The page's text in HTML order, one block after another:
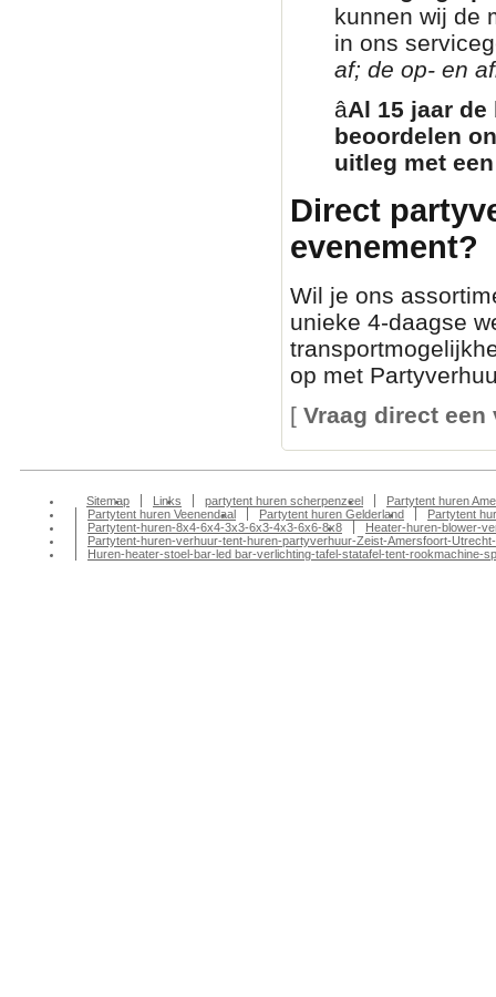
kunnen wij de
in ons
af; de op- en
â­Al 15 jaar
beoordelen
uitleg met
Direct
evenement?
Wil je ons
unieke 4-daagse
op met
[ Vraag direct
Sitemap Links partytent huren scherpenzeel
Partytent huren
Partytent huren Veenendaal
Partytent huren Gelderland
Partytent
Partytent-huren-8x4-6x4-3x3-6x3-4x3-6x6-8x8
Heater-huren-blower-
Partytent-huren-verhuur-tent-huren-partyverhuur-Zeist-Amersfoort-
Huren-heater-stoel-bar-led bar-verlichting-tafel-statafel-tent-